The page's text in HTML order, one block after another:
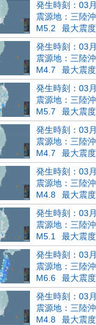
発生時刻：03
震源地：三陸沖
M5.2
最大震
発生時刻：03
震源地：三陸沖
M4.7
最大震
発生時刻：03
震源地：三陸沖
M5.7
最大震
発生時刻：03
震源地：三陸沖
M4.7
最大震
発生時刻：03
震源地：三陸沖
M4.8
最大震
発生時刻：03
震源地：三陸沖
M5.1
最大震
発生時刻：03
震源地：三陸沖
M6.6
最大震
発生時刻：03
震源地：三陸沖
M4.8
最大震